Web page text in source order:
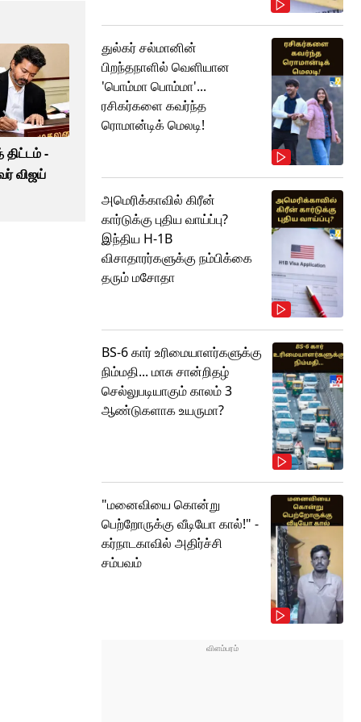
-
விஜய்
துல்கர் சல்மானின்
பிறந்தநாளில் வெளியான
'பொம்மா பொம்மா'...
ரசிகர்களை கவர்ந்த
ரொமான்டிக் மெலடி!
அமெரிக்காவில் கிரீன்
கார்டுக்கு புதிய வாய்ப்பு?
இந்திய H-1B
விசாதாரர்களுக்கு நம்பிக்கை
தரும் மசோதா
BS-6 கார் உரிமையாளர்களுக்கு
நிம்மதி... மாசு சான்றிதழ்
செல்லுபடியாகும் காலம் 3
ஆண்டுகளாக உயருமா?
"மனைவியை கொன்று
பெற்றோருக்கு வீடியோ கால்!" -
கர்நாடகாவில் அதிர்ச்சி
சம்பவம்